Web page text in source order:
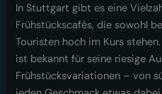
In Stuttgart gibt es eine
Frühstückscafés, die sowohl
Touristen hoch im Kurs
ist bekannt für seine riesige
Frühstücksvariationen – von